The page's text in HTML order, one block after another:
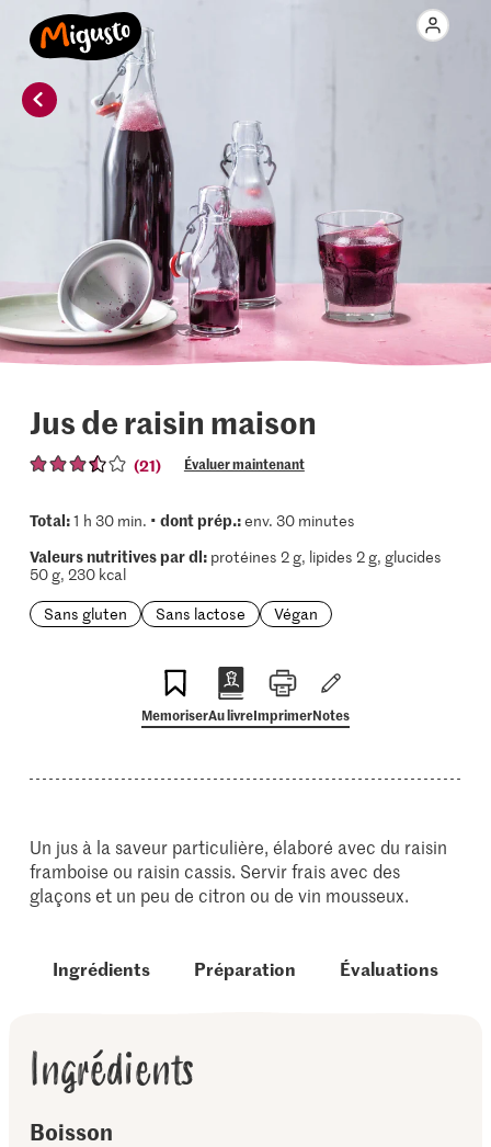
Jus de raisin maison
(21) Évaluer maintenant
Total:1 h 30 min. • dont prép.:env. 30 minutes
Valeurs nutritives par dl:protéines 2 g, lipides 2 g, glucides
50 g, 230 kcal
Sans gluten
Sans lactose Végan
MemoriserAu livreImprimerNotes
Un jus à la saveur particulière, élaboré avec du raisin
framboise ou raisin cassis. Servir frais avec des
glaçons et un peu de citron ou de vin mousseux.
Ingrédients Préparation Évaluations
Ingrédients
Boisson